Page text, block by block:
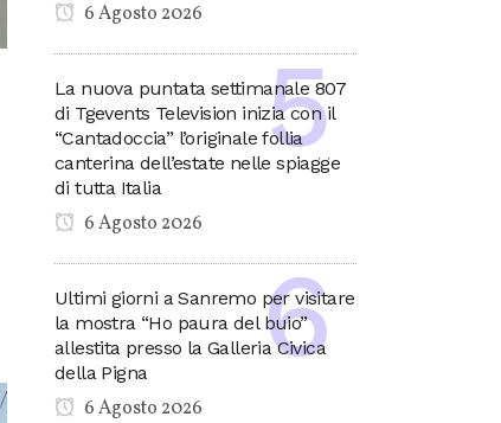
6 Agosto 2026
La nuova puntata settimanale 807
di Tgevents Television inizia con il
“Cantadoccia” l’originale follia
canterina dell’estate nelle spiagge
di tutta Italia
6 Agosto 2026
Ultimi giorni a Sanremo per visitare
la mostra “Ho paura del buio”
allestita presso la Galleria Civica
della Pigna
6 Agosto 2026